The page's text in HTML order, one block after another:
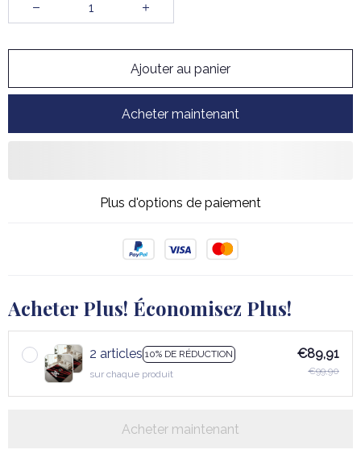
Ajouter au panier
Acheter maintenant
Plus d'options de paiement
Acheter Plus! Économisez Plus!
2 articles 10% DE RÉDUCTION
sur chaque produit
€89,91
€99,90
Acheter maintenant